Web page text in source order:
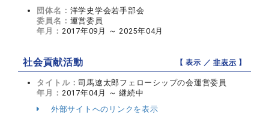
団体名： 洋学史学会若手部会
委員名： 運営委員
年月： 2017年09月 ～ 2025年04月
社会貢献活動 【 表示 ／非表示 】
タイトル：司馬遼太郎フェローシップの会運営委員
年月： 2017年04月 ～ 継続中
外部サイトへのリンクを表示